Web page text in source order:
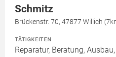
Schmitz
Brückenstr. 70, 47877 Willich
TÄTIGKEITEN
Reparatur, Beratung,